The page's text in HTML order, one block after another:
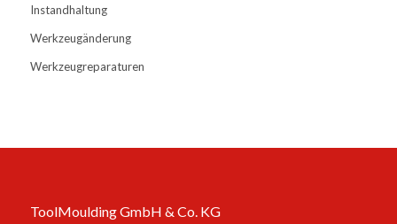
Instandhaltung
Werkzeugänderung
Werkzeugreparaturen
ToolMoulding GmbH & Co. KG